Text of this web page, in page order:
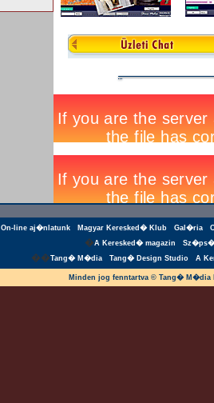
On-line aj�nlatunk Magyar Keresked� Klub Gal�ria
�A Keresked� magazin
��Tang� M�dia Tang� Design Studio A
Minden jog fenntartva © Tang�